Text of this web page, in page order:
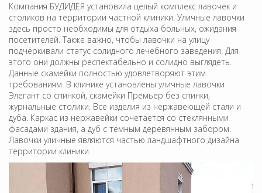
Компания БУДИДЕЯ установила целый комплекс лавочек и
столиков на территории частной клиники. Уличные лавочки
здесь просто необходимы для отдыха больных, ожидания
посетителей. Также важно, чтобы лавочки на улицу
подчёркивали статус солидного лечебного заведения. Для
этого они должны респектабельно и солидно выглядеть.
Данные скамейки полностью удовлетворяют этим
требованиям. В клинике установлены уличные лавочки
Элегант со спинкой, скамейки Премьер без спинки,
журнальные столики. Все изделия из нержавеющей стали и
дуба. Каркас из нержавейки сочетается со стеклянными
фасадами здания, а дуб с тёмным деревянным забором.
Лавочки уличные являются частью ландшафтного дизайна
территории клиники.